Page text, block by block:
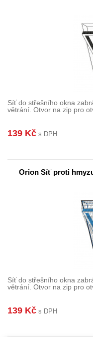
Síť do střešního okna
větrání. Otvor na zip pro
139 Kč s DPH
Orion Síť proti
Síť do střešního okna
větrání. Otvor na zip pro
139 Kč s DPH